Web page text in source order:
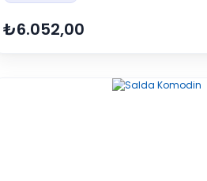
₺6.052,00